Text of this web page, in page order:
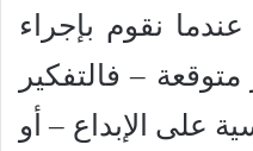
نقوم بإجراء
– فالتفكير
على الإبداع – أو